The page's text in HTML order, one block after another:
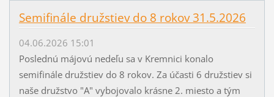
Semifinále družstiev do 8 rokov 31.5.2026
04.06.2026 15:01
Poslednú májovú nedeľu sa v Kremnici konalo
semifinále družstiev do 8 rokov. Za účasti 6 družstiev si
naše družstvo "A" vybojovalo krásne 2. miesto a tým